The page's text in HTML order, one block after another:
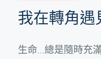
我在轉角
生命...總是隨時充